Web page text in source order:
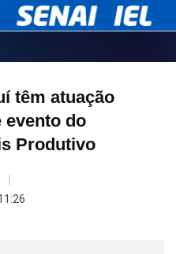
têm atuação
evento do
Produtivo